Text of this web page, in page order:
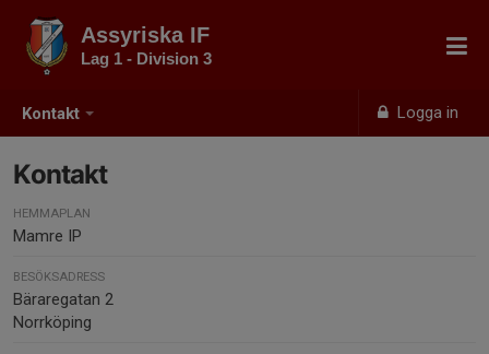
Kontakt Logga in
Assyriska IF
Lag 1 - Division 3
Kontakt
HEMMAPLAN
Mamre IP
BESÖKSADRESS
Bäraregatan 2
Norrköping